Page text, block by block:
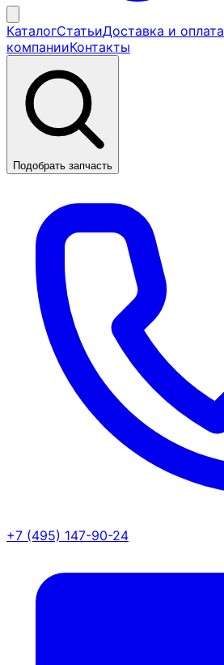
КаталогСтатьиДоставка и оплата
компанииКонтакты
Подобрать запчасть
+7 (495) 147-90-24